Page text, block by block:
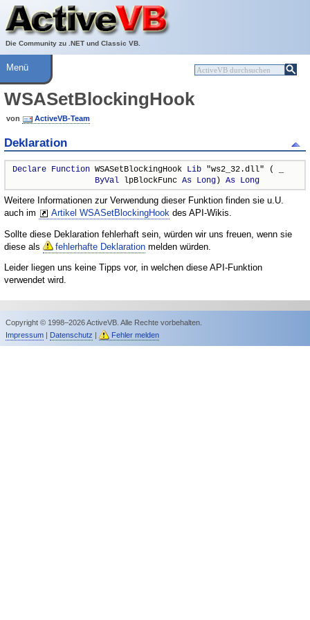
Die Community zu .NET und Classic VB.
Über ActiveVB
Hilfe
Menü
WSASetBlockingHook
von ActiveVB-Team
Deklaration
Declare Function WSASetBlockingHook Lib "ws2_32.dll" ( _
ByVal lpBlockFunc As Long) As Long
Weitere Informationen zur Verwendung dieser Funktion finden sie u.U.
auch im
Artikel WSASetBlockingHook des API-Wikis.
Sollte diese Deklaration fehlerhaft sein, würden wir uns freuen, wenn sie
diese als
fehlerhafte Deklaration melden würden.
Leider liegen uns keine Tipps vor, in welchen diese API-Funktion
verwendet wird.
Copyright © 1998–2026 ActiveVB. Alle Rechte vorbehalten.
Impressum| Datenschutz | Fehler melden